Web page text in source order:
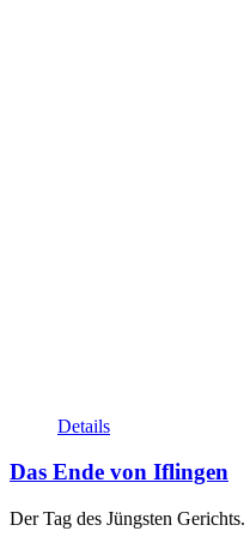
Details
Das Ende von Iflingen
Der Tag des Jüngsten